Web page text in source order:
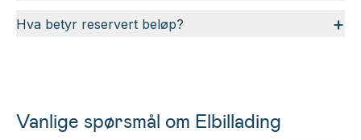
Hva betyr reservert beløp? +
Vanlige spørsmål om Elbillading